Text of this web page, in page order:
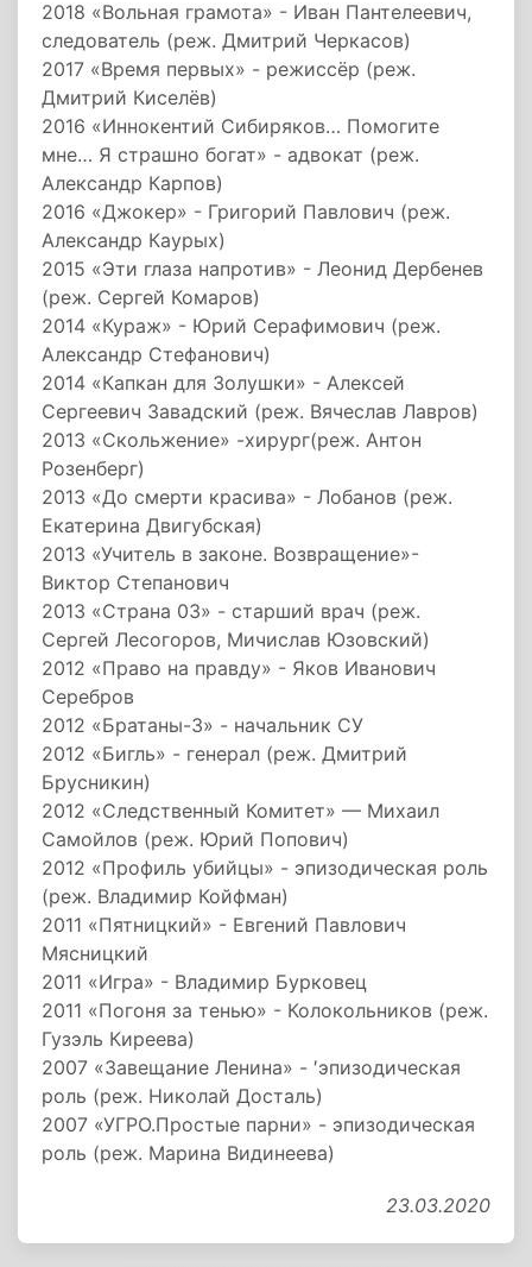
2018 «Вольная грамота» - Иван Пантелеевич,
следователь (реж. Дмитрий Черкасов)
2017 «Время первых» - режиссёр (реж.
Дмитрий Киселёв)
2016 «Иннокентий Сибиряков… Помогите
мне… Я страшно богат» - адвокат (реж.
Александр Карпов)
2016 «Джокер» - Григорий Павлович (реж.
Александр Каурых)
2015 «Эти глаза напротив» - Леонид Дербенев
(реж. Сергей Комаров)
2014 «Кураж» - Юрий Серафимович (реж.
Александр Стефанович)
2014 «Капкан для Золушки» - Алексей
Сергеевич Завадский (реж. Вячеслав Лавров)
2013 «Скольжение» -хирург(реж. Антон
Розенберг)
2013 «До смерти красива» - Лобанов (реж.
Екатерина Двигубская)
2013 «Учитель в законе. Возвращение»-
Виктор Степанович
2013 «Страна 03» - старший врач (реж.
Сергей Лесогоров, Мичислав Юзовский)
2012 «Право на правду» - Яков Иванович
Серебров
2012 «Братаны-3» - начальник СУ
2012 «Бигль» - генерал (реж. Дмитрий
Брусникин)
2012 «Следственный Комитет» — Михаил
Самойлов (реж. Юрий Попович)
2012 «Профиль убийцы» - эпизодическая роль
(реж. Владимир Койфман)
2011 «Пятницкий» - Евгений Павлович
Мясницкий
2011 «Игра» - Владимир Бурковец
2011 «Погоня за тенью» - Колокольников (реж.
Гузэль Киреева)
2007 «Завещание Ленина» - ′эпизодическая
роль (реж. Николай Досталь)
2007 «УГРО.Простые парни» - эпизодическая
роль (реж. Марина Видинеева)
23.03.2020